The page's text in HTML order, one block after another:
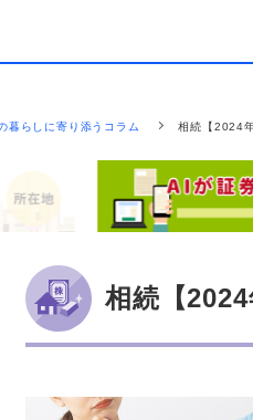
暮らしに寄り添うコラム 相続【2024
相続【2024